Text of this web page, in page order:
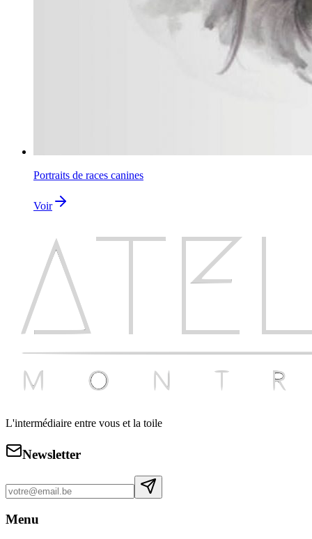
Portraits de races canines
Voir
L'intermédiaire entre vous et la toile
Newsletter
Menu